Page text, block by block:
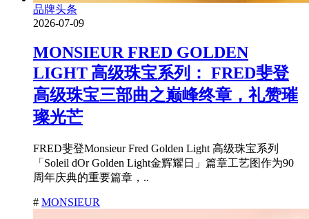
品牌头条
2026-07-09
MONSIEUR FRED GOLDEN
LIGHT 高级珠宝系列： FRED斐登
高级珠宝三部曲之巅峰终章，礼赞璀
璨光芒
FRED斐登Monsieur Fred Golden Light 高级珠宝系列
「Soleil dOr Golden Light金辉耀日」篇章工艺图作为90
周年庆典的重要篇章，..
# MONSIEUR